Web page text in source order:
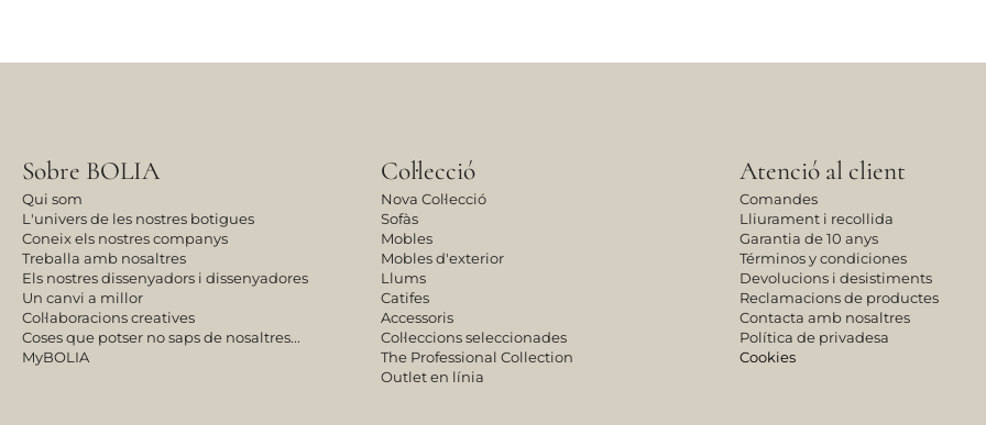
Sobre BOLIA
Qui som
L'univers de les nostres botigues
Coneix els nostres companys
Treballa amb nosaltres
Els nostres dissenyadors i dissenyadores
Un canvi a millor
Col·laboracions creatives
Coses que potser no saps de nosaltres...
MyBOLIA
Col·lecció
Nova Col·lecció
Sofàs
Mobles
Mobles d'exterior
Llums
Catifes
Accessoris
Col·leccions seleccionades
The Professional Collection
Outlet en línia
Atenció al client
Comandes
Lliurament i recollida
Garantia de 10 anys
Términos y condiciones
Devolucions i desistiments
Reclamacions de productes
Contacta amb nosaltres
Política de privadesa
Cookies